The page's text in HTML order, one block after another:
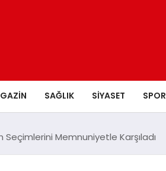
SAĞLIK SIYASET SPOR
Seçimlerini Memnuniyetle Karşıladı